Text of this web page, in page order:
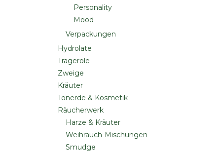
Personality
Mood
Verpackungen
Hydrolate
Trägeröle
Zweige
Kräuter
Tonerde & Kosmetik
Räucherwerk
Harze & Kräuter
Weihrauch-Mischungen
Smudge